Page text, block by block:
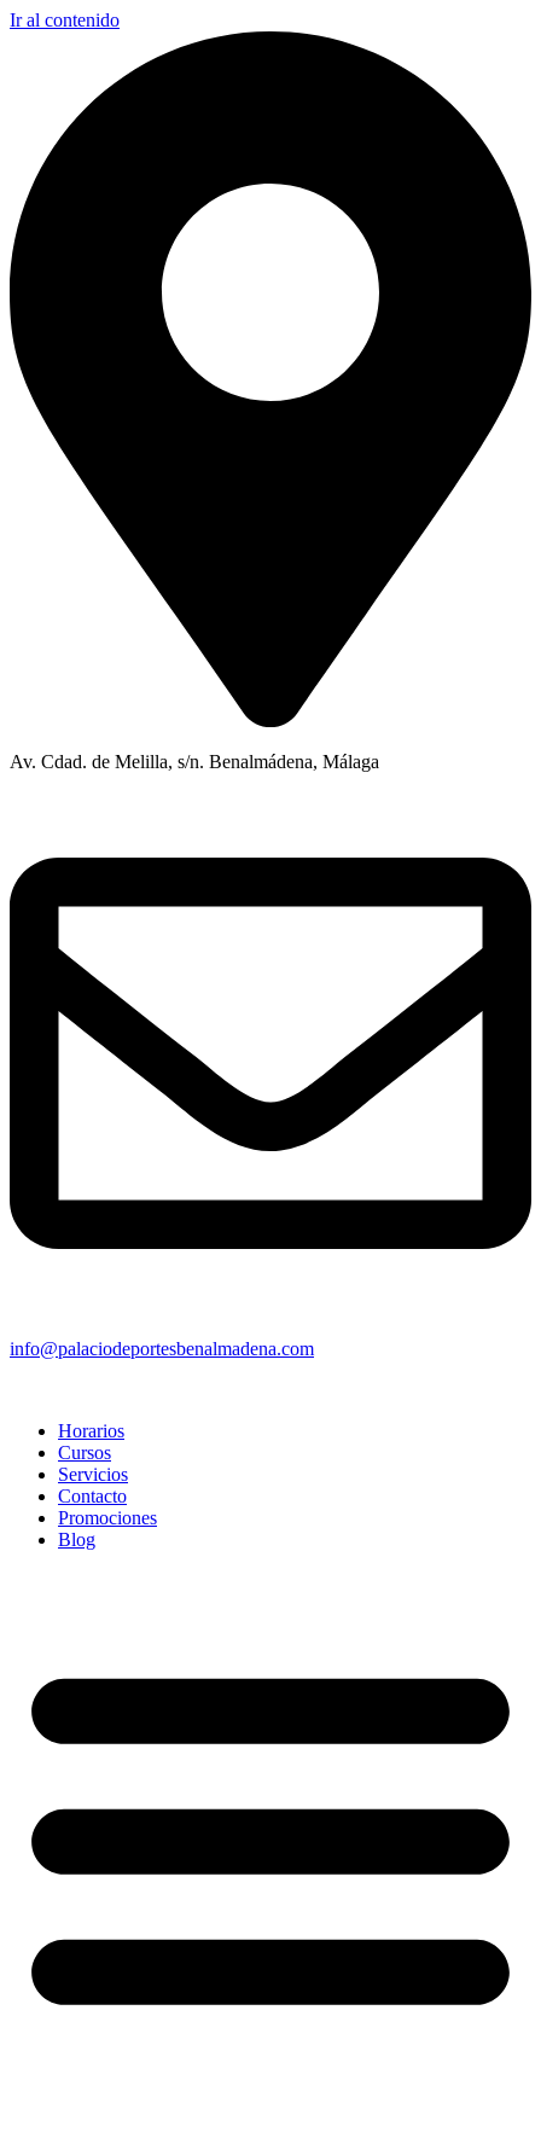
Ir al contenido
Av. Cdad. de Melilla, s/n. Benalmádena, Málaga
info@palaciodeportesbenalmadena.com
Horarios
Cursos
Servicios
Contacto
Promociones
Blog